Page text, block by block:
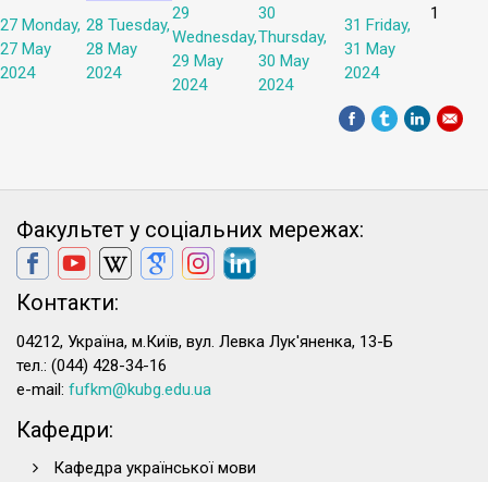
27 Monday,
27 May
2024
28 Tuesday,
28 May
2024
29
Wednesday,
29 May
2024
30
Thursday,
30 May
2024
31 Friday,
31 May
2024
1
Факультет у соціальних мережах:
Контакти:
04212, Україна, м.Київ, вул. Левка Лук'яненка, 13-Б
тел.: (044) 428-34-16
e-mail: fufkm@kubg.edu.ua
Кафедри:
Кафедра української мови